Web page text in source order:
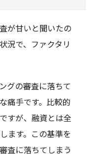
が甘いと聞いたの
況で、ファクタリ
グの審査に落ちて
痛手です。比較的
すが、融資とは全
ます。この基準を
査に落ちてしまう